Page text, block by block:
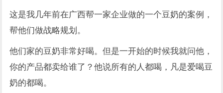
这是我几年前在广西帮一家企业做的一个豆奶的案例，
帮他们做战略规划。
他们家的豆奶非常好喝。但是一开始的时候我就问他，
你的产品都卖给谁了？他说所有的人都喝，凡是爱喝豆
奶的都喝。